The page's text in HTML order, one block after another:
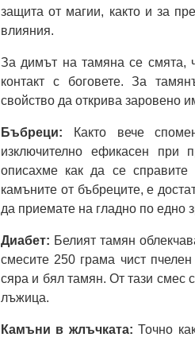
защита от магии, както и за
влияния.
За димът на тамяна се смята,
контакт с боговете. За
свойство да открива заровено
Бъбреци:
Както вече
изключително ефикасен при
описахме как да се справите
камъните от бъбреците, е
да приемате на гладно по едно
Диабет: Белият тамян
смесите 250 грама чист
сяра и бял тамян. От тази смес
лъжица.
Камъни в жлъчката:Точно